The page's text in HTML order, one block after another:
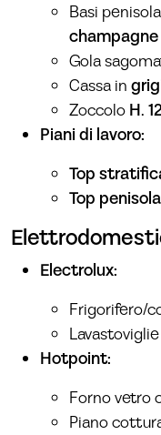
Basi
champagne
Gola
Cassa in
Zoccolo H.
Piani di lavoro:
Top
Top
Electrolux:
Frigorifero/
Lavastoviglie
Hotpoint:
Forno vetro
Piano